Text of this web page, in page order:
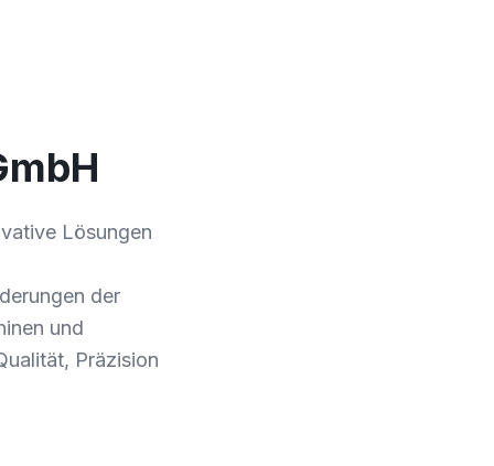
Lösungen
der
und
Präzision